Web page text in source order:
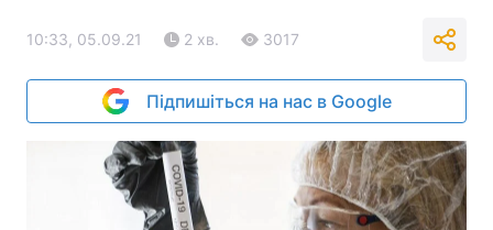
10:33, 05.09.21 2 хв. 3017
Підпишіться на нас в Google